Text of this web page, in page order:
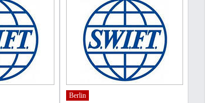
Berlin